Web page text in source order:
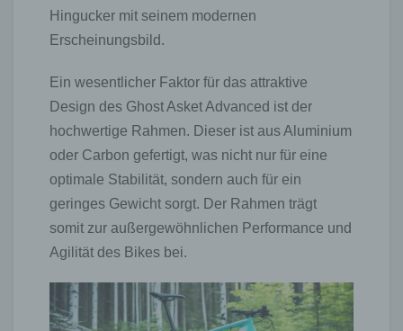
Hingucker mit seinem modernen
Erscheinungsbild.
Ein wesentlicher Faktor für das attraktive
Design des Ghost Asket Advanced ist der
hochwertige Rahmen. Dieser ist aus Aluminium
oder Carbon gefertigt, was nicht nur für eine
optimale Stabilität, sondern auch für ein
geringes Gewicht sorgt. Der Rahmen trägt
somit zur außergewöhnlichen Performance und
Agilität des Bikes bei.